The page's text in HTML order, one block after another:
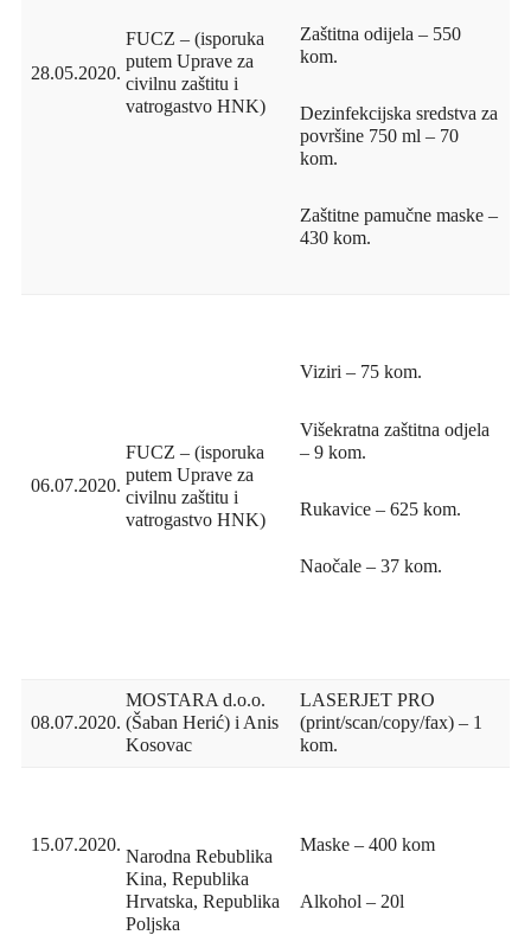
28.05.2020.
FUCZ – (isporuka
putem Uprave za
civilnu zaštitu i
vatrogastvo HNK)
Zaštitna odijela – 550
kom.
Dezinfekcijska sredstva za
površine 750 ml – 70
kom.
Zaštitne pamučne maske –
430 kom.
06.07.2020.
FUCZ – (isporuka
putem Uprave za
civilnu zaštitu i
vatrogastvo HNK)
Viziri – 75 kom.
Višekratna zaštitna odjela
– 9 kom.
Rukavice – 625 kom.
Naočale – 37 kom.
08.07.2020.
MOSTARA d.o.o.
(Šaban Herić) i Anis
Kosovac
LASERJET PRO
(print/scan/copy/fax) – 1
kom.
15.07.2020.
Narodna Rebublika
Kina, Republika
Hrvatska, Republika
Poljska
Maske – 400 kom
Alkohol – 20l